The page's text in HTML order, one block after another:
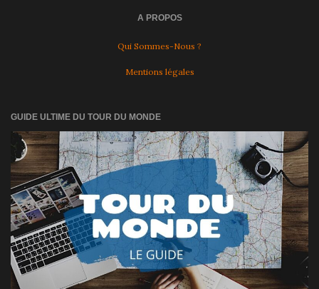
A PROPOS
Qui Sommes-Nous ?
Mentions légales
GUIDE ULTIME DU TOUR DU MONDE